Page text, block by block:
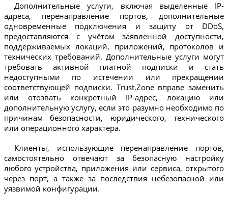
Дополнительные услуги, включая выделенные IP-
адреса, перенаправление портов, дополнительные
одновременные подключения и защиту от DDoS,
предоставляются с учётом заявленной доступности,
поддерживаемых локаций, приложений, протоколов и
технических требований. Дополнительные услуги могут
требовать активной платной подписки и стать
недоступными по истечении или прекращении
соответствующей подписки. Trust.Zone вправе заменить
или отозвать конкретный IP-адрес, локацию или
дополнительную услугу, если это разумно необходимо по
причинам безопасности, юридического, технического
или операционного характера.
Клиенты, использующие перенаправление портов,
самостоятельно отвечают за безопасную настройку
любого устройства, приложения или сервиса, открытого
через порт, а также за последствия небезопасной или
уязвимой конфигурации.